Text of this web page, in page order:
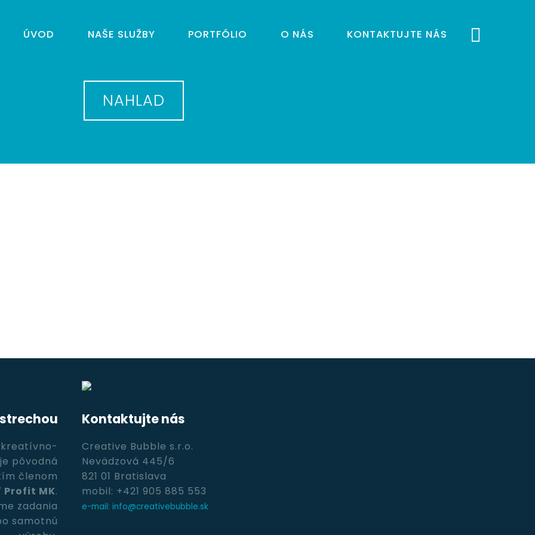
ÚVOD NAŠE SLUŽBY PORTFÓLIO O NÁS KONTAKTUJTE NÁS
NAHLAD
pôvodná
členom
Profit MK.
zadania
samotnú
Kontaktujte nás
Creative Bubble s.r.o.
Nevädzová 445/6
821 01 Bratislava
mobil: +421 905 885 553
e-mail: info@creativebubble.sk